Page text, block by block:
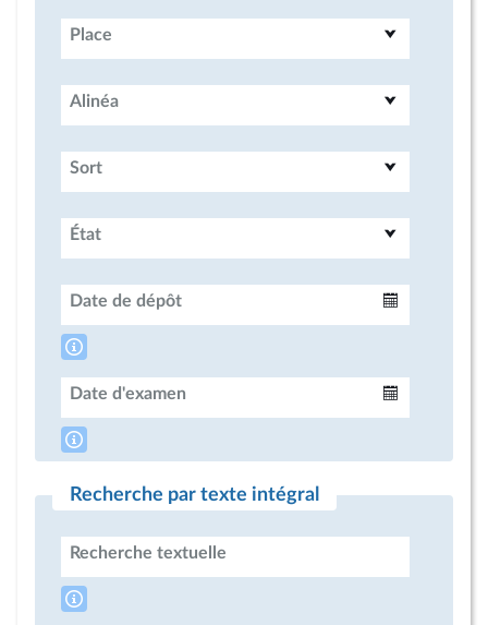
Place
Alinéa
Sort
État
Date de dépôt
Date d'examen
Recherche par texte intégral
Recherche textuelle